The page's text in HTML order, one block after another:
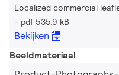
Localized commercial
pdf 535.9 kB
Bekijken
Beeldmateriaal